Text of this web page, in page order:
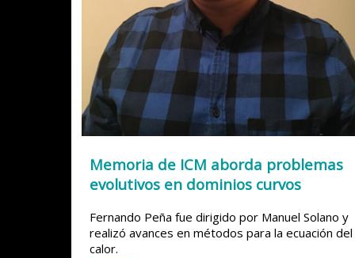
Memoria de ICM aborda problemas
evolutivos en dominios curvos
Fernando Peña fue dirigido por Manuel Solano y
realizó avances en métodos para la ecuación del
calor.